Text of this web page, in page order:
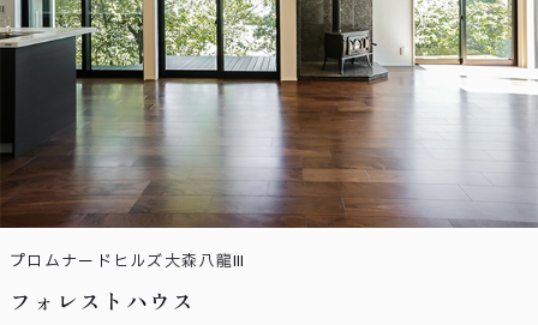
プロムナードヒルズ大森八龍Ⅲ
フォレストハウス